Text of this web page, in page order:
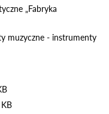
„Fabryka
muzyczne - instrumenty